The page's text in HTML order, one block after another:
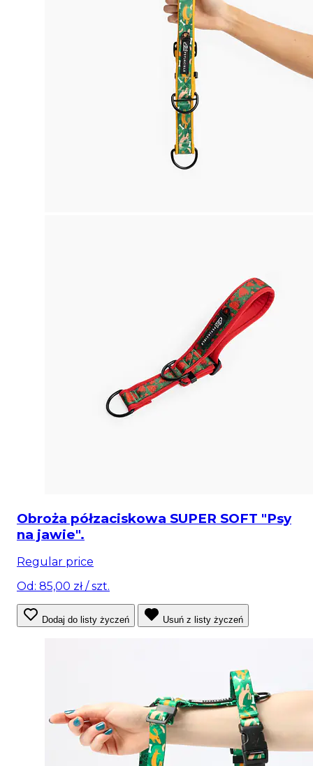
Obroża półzaciskowa SUPER SOFT "Psy
na jawie".
Regular price
Od: 85,00 zł/ szt.
Dodaj do listy życzeń Usuń z listy życzeń